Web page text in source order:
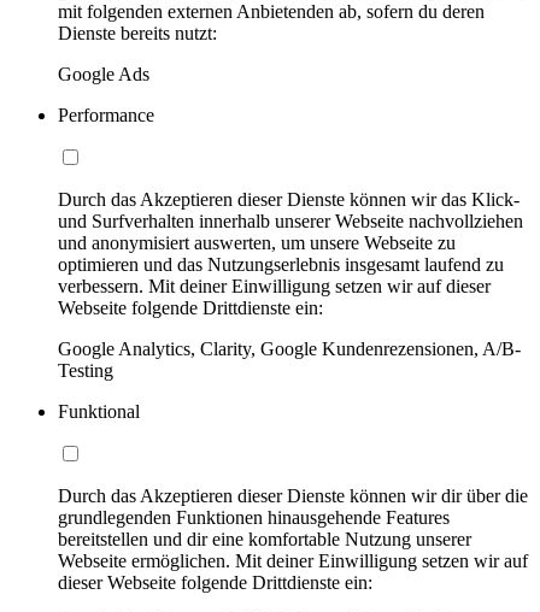
mit folgenden externen Anbietenden ab, sofern du deren
Dienste bereits nutzt:
Google Ads
Performance
Durch das Akzeptieren dieser Dienste können wir das Klick-
und Surfverhalten innerhalb unserer Webseite nachvollziehen
und anonymisiert auswerten, um unsere Webseite zu
optimieren und das Nutzungserlebnis insgesamt laufend zu
verbessern. Mit deiner Einwilligung setzen wir auf dieser
Webseite folgende Drittdienste ein:
Google Analytics, Clarity, Google Kundenrezensionen, A/B-
Testing
Funktional
Durch das Akzeptieren dieser Dienste können wir dir über die
grundlegenden Funktionen hinausgehende Features
bereitstellen und dir eine komfortable Nutzung unserer
Webseite ermöglichen. Mit deiner Einwilligung setzen wir auf
dieser Webseite folgende Drittdienste ein: